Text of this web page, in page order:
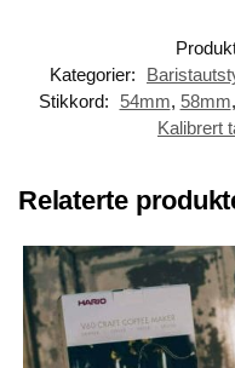
Kategorier:
Stikkord:
54mm, 58mm,
Kalibrert
Relaterte